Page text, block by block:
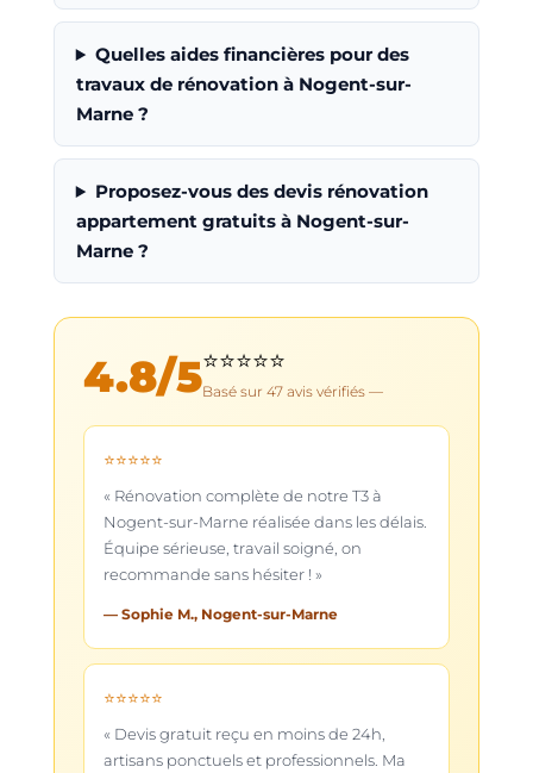
Quelles aides financières pour des
travaux de rénovation à Nogent-sur-
Marne ?
Proposez-vous des devis rénovation
appartement gratuits à Nogent-sur-
Marne ?
4.8/5⭐⭐⭐⭐⭐
Basé sur 47avis vérifiés —
⭐⭐⭐⭐⭐
« Rénovation complète de notre T3 à
Nogent-sur-Marne réalisée dans les délais.
Équipe sérieuse, travail soigné, on
recommande sans hésiter ! »
— Sophie M., Nogent-sur-Marne
⭐⭐⭐⭐⭐
« Devis gratuit reçu en moins de 24h,
artisans ponctuels et professionnels. Ma